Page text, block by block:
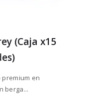
(Caja x15
premium en
berga...